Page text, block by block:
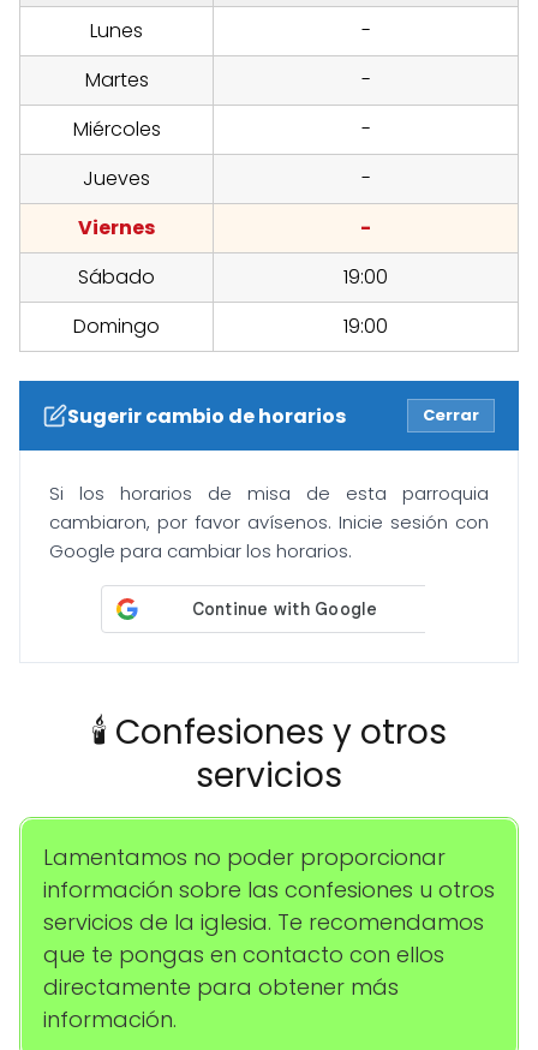
Lunes
-
Martes
-
Miércoles
-
Jueves
-
Viernes
-
Sábado
19:00
Domingo
19:00
Sugerir cambio de horarios Cerrar
Si los horarios de misa de esta parroquia
cambiaron, por favor avísenos. Inicie sesión con
Google para cambiar los horarios.
🕯️ Confesiones y otros
servicios
Lamentamos no poder proporcionar
información sobre las confesiones u otros
servicios de la iglesia. Te recomendamos
que te pongas en contacto con ellos
directamente para obtener más
información.